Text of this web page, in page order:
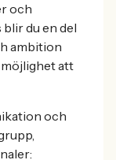
och
du en del
ambition
möjlighet att
och